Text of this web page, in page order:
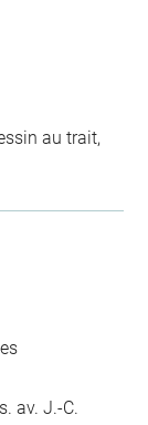
au trait,
av. J.-C.